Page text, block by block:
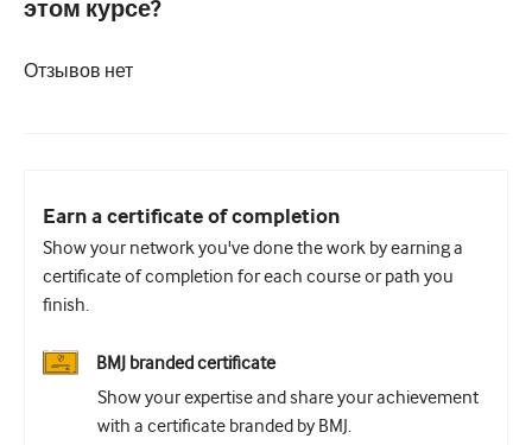
этом курсе?
Отзывов нет
Earn a certificate of completion
Show your network you've done the work by earning a
certificate of completion for each course or path you
finish.
BMJ branded certificate
Show your expertise and share your achievement
with a certificate branded by BMJ.